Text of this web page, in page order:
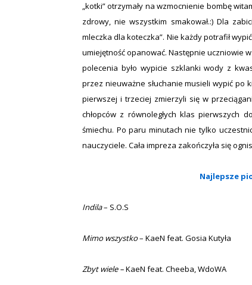
„kotki” otrzymały na wzmocnienie bombę
zdrowy, nie wszystkim smakował.:) Dla
mleczka dla koteczka”. Nie każdy potrafił
umiejętność opanować. Następnie uczniowie
polecenia było wypicie szklanki wody z
przez nieuważne słuchanie musieli wypić po
pierwszej i trzeciej zmierzyli się w
chłopców z równoległych klas pierwszych
śmiechu. Po paru minutach nie tylko
nauczyciele. Cała impreza zakończyła się
Najlepsze
Indila– S.O.S
Mimo wszystko– KaeN feat. Gosia Kutyła
Zbyt wiele –KaeN feat. Cheeba, WdoWA